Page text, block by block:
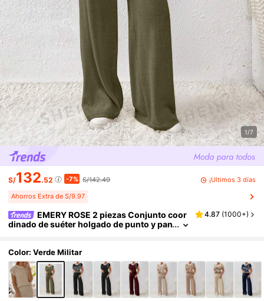
1/7
S/132.52 -7% S/142.49 ¡Últimos 3 días
Ahorros Extra de S/9.97
EMERY ROSE 2 piezas Conjunto coor
dinado de suéter holgado de punto y pan
4.87 (1000+)
Color: Verde Militar